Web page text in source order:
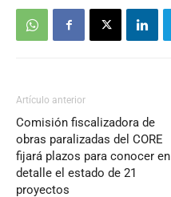
Artículo anterior
Comisión fiscalizadora de
obras paralizadas del CORE
fijará plazos para conocer en
detalle el estado de 21
proyectos